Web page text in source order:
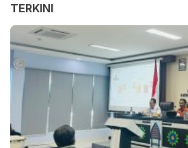
TERKINI